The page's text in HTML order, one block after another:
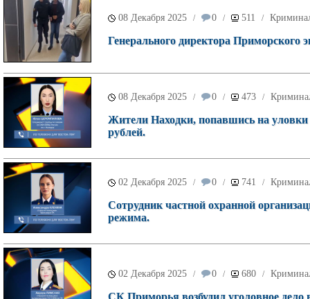
08 Декабря 2025 / 0 / 511 /
Генерального директора Приморского
08 Декабря 2025 / 0 / 473 /
Жители Находки, попавшись на
рублей.
02 Декабря 2025 / 0 / 741 /
Сотрудник частной охранной
режима.
02 Декабря 2025 / 0 / 680 /
СК Приморья возбудил уголовное дело